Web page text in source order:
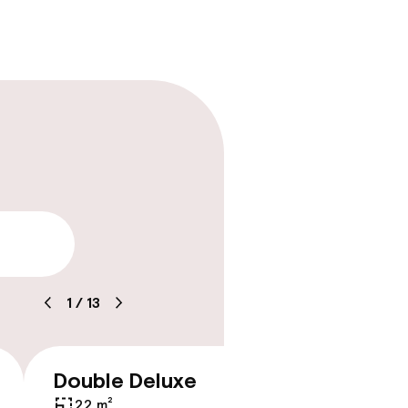
kamers
1 / 13
Double Deluxe